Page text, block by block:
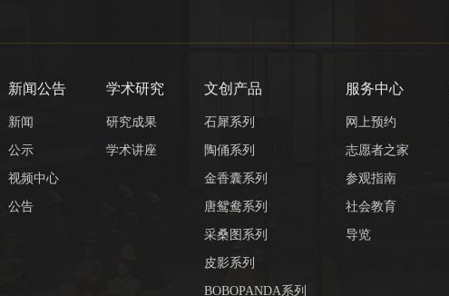
新闻公告
新闻
公示
视频中心
公告
学术研究
研究成果
学术讲座
文创产品
石犀系列
陶俑系列
金香囊系列
唐鸳鸯系列
采桑图系列
皮影系列
BOBOPANDA系列
服务中心
网上预约
志愿者之家
参观指南
社会教育
导览